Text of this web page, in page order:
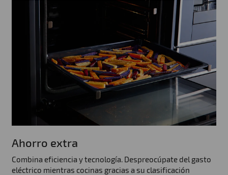
Ahorro extra
Combina eficiencia y tecnología. Despreocúpate del gasto
eléctrico mientras cocinas gracias a su clasificación